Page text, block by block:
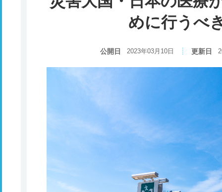
めに行うべ
公開日 2023年03月10日 更新日